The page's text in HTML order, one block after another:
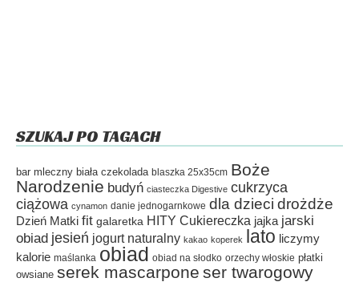
SZUKAJ PO TAGACH
bar mleczny biała czekolada blaszka 25x35cm Boże
Narodzenie budyń ciasteczka Digestive cukrzyca
ciążowa cynamon danie jednogarnkowe dla dzieci drożdże
Dzień Matki fit galaretka HITY Cukiereczka jajka jarski
obiad jesień jogurt naturalny kakao koperek lato liczymy
kalorie maślanka obiad obiad na słodko orzechy włoskie płatki
owsiane serek mascarpone ser twarogowy